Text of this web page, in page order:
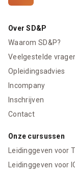
Over SD&P
Waarom SD&P?
Veelgestelde
Opleidingsadvies
Incompany
Inschrijven
Contact
Onze cursussen
Leidinggeven voor
Leidinggeven voor